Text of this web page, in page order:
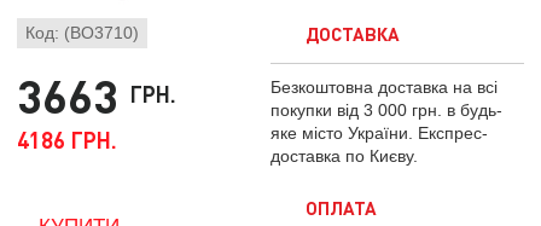
Код: (BO3710)
3663 ГРН.
4186 ГРН.
ДОСТАВКА
Безкоштовна доставка на всі
покупки від 3 000 грн. в будь-
яке місто України. Експрес-
доставка по Києву.
ОПЛАТА